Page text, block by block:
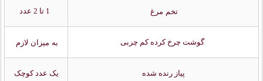
تخم مرغ
گوشت چرخ کرده کم چربی به میزان لازم
پیاز رنده شده یک عدد کوچک